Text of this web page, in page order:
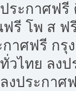
ประกาศฟ
ฟรี โพ ส ฟ
าศฟรี กรุ
วไทย ลง
งประกาศ